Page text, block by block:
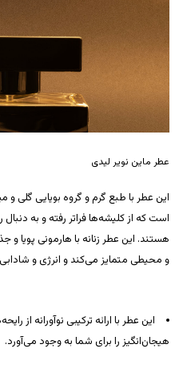
عطر ماین نویر لیدی
این عطر با طبع گرم و گروه بویایی گلی و
است که از کلیشه‌ها فراتر رفته و به
هستند. این عطر زنانه با هارمونی پویا
و محیطی متمایز می‌کند و انرژی و
این عطر با ارائه ترکیبی نوآورانه از
هیجان‌انگیز را برای شما به وجود می‌آورد.